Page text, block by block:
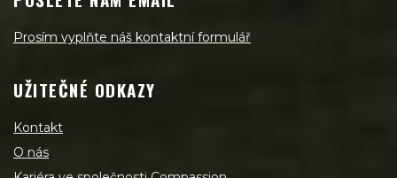
Prosím vyplňte náš kontaktní formulář
UŽITEČNÉ ODKAZY
Kontakt
O nás